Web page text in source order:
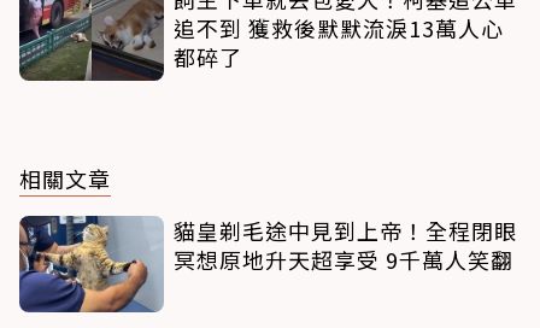
追不到 獲救後默默流淚13萬人心
都碎了
相關文章
貓皇剃毛途中見到上帝！全程閉眼
冥想原地升天超享受 9千萬人笑翻